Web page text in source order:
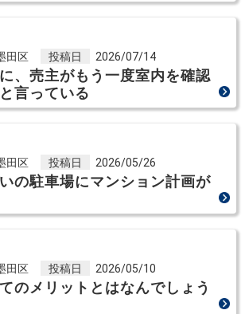
田区 投稿日 2026/07/14
、売主がもう一度室内を確認
言っている
田区 投稿日 2026/05/26
の駐車場にマンション計画が
田区 投稿日 2026/05/10
のメリットとはなんでしょう